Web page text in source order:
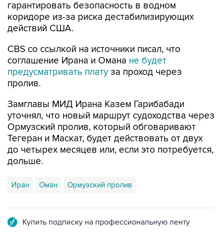
гарантировать безопасность в водном
коридоре из-за риска дестабилизирующих
действий США.
CBS со ссылкой на источники писал, что
соглашение Ирана и Омана не будет
предусматривать плату за проход через
пролив.
Замглавы МИД Ирана Казем Гарибабади
уточнял, что новый маршрут судоходства через
Ормузский пролив, который обговаривают
Тегеран и Маскат, будет действовать от двух
до четырех месяцев или, если это потребуется,
дольше.
Иран Оман Ормузский пролив
Купить подписку на профессиональную ленту